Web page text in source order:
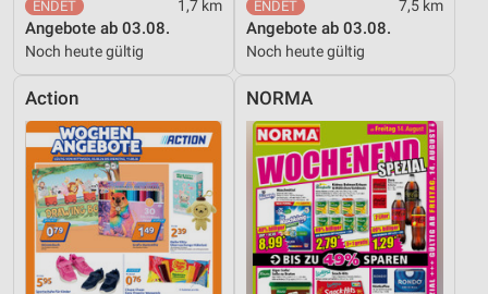
1,7 km
Angebote ab 03.08.
Noch heute gültig
7,5 km
Angebote ab 03.08.
Noch heute gültig
Action NORMA